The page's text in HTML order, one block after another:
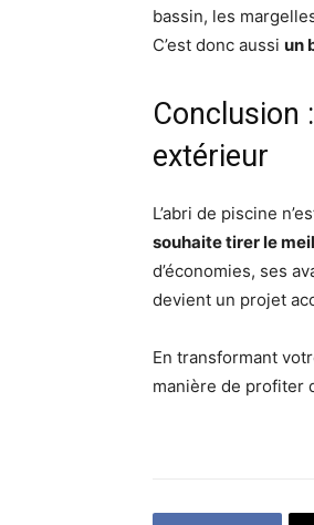
bassin, les
C’est donc aussi un
Conclusion
extérieur
L’abri de piscine
souhaite tirer le
d’économies, ses
devient un projet
En transformant
manière de profiter